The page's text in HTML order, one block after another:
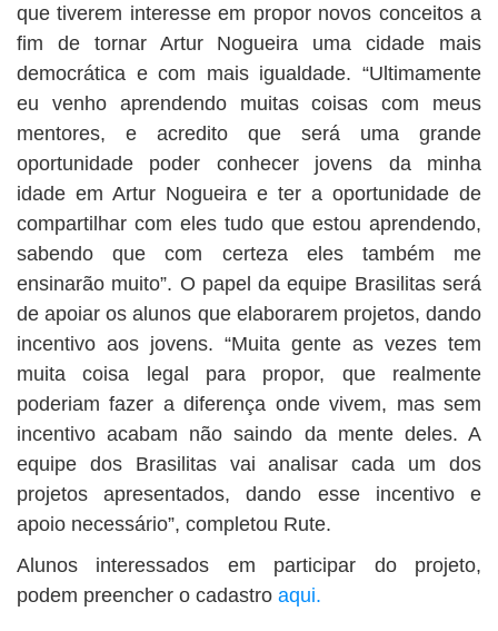
que tiverem interesse em propor novos conceitos a
fim de tornar Artur Nogueira uma cidade mais
democrática e com mais igualdade. “Ultimamente
eu venho aprendendo muitas coisas com meus
mentores, e acredito que será uma grande
oportunidade poder conhecer jovens da minha
idade em Artur Nogueira e ter a oportunidade de
compartilhar com eles tudo que estou aprendendo,
sabendo que com certeza eles também me
ensinarão muito”. O papel da equipe Brasilitas será
de apoiar os alunos que elaborarem projetos, dando
incentivo aos jovens. “Muita gente as vezes tem
muita coisa legal para propor, que realmente
poderiam fazer a diferença onde vivem, mas sem
incentivo acabam não saindo da mente deles. A
equipe dos Brasilitas vai analisar cada um dos
projetos apresentados, dando esse incentivo e
apoio necessário”, completou Rute.
Alunos interessados em participar do projeto,
podem preencher o cadastro aqui.